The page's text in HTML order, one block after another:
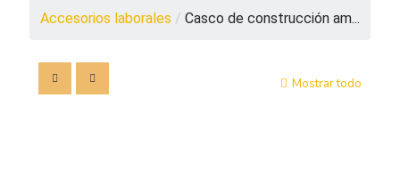
Accesorios laborales / Casco de construcción am...
Mostrar todo